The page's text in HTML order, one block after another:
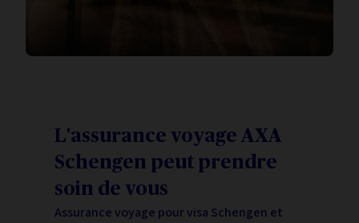
L'assurance voyage AXA
Schengen peut prendre
soin de vous
Assurance voyage pour visa Schengen et